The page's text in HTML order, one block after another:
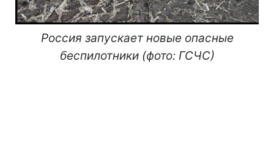
Россия запускает новые опасные
беспилотники (фото: ГСЧС)